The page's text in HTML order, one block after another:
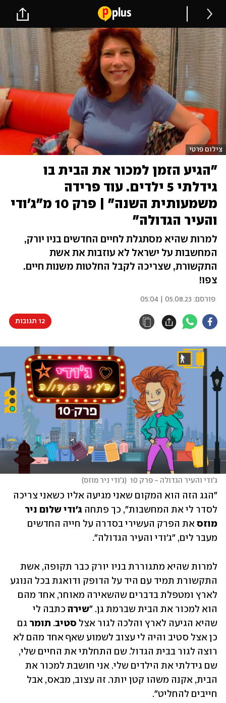
צילום פרטי
"הגיע הזמן למכור את הבית בו
גידלתי 5 ילדים. עוד פרידה
משמעותית השנה" | פרק 10 מ"ג'ודי
והעיר הגדולה"
למרות שהיא מסתגלת לחיים החדשים בניו יורק,
המחשבות על ישראל לא עוזבות את אשת
התקשורת, שצריכה לקבל החלטות משנות חיים.
צפו!
פורסם: 05.08.23 | 05:04
12 תגובות
ג'ודי והעיר הגדולה - פרק 10 (ג'ודי ניר מוזס)
לסדר לי את המחשבות", כך פתחה
מוזס
מעבר לים, "ג'ודי והעיר הגדולה".
הוא למכור את הבית שברמת גן. "שירה
שהיא הגיעה לארץ והלכה לגור אצל סטיב. תומר
חייבים להחליט".